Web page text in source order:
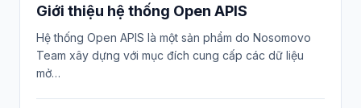
Giới thiệu hệ thống Open APIS
Hệ thống Open APIS là một sản phẩm do Nosomovo
Team xây dựng với mục đích cung cấp các dữ liệu
mở…